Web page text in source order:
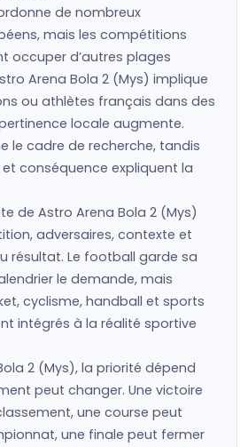
de nombreux
mais les compétitions
occuper d’autres plages
Arena Bola 2 (Mys) implique
ou athlètes français dans des
locale augmente.
le cadre de recherche, tandis
conséquence expliquent la
de Astro Arena Bola 2 (Mys)
adversaires, contexte et
résultat. Le football garde sa
le demande, mais
cyclisme, handball et sports
intégrés à la réalité sportive
2 (Mys), la priorité dépend
peut changer. Une victoire
une course peut
une finale peut fermer